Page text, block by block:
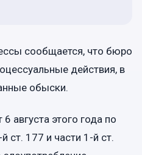
сообщается, что бюро
действия, в
обыски.
августа этого года по
ст. 177 и части 1-й ст.